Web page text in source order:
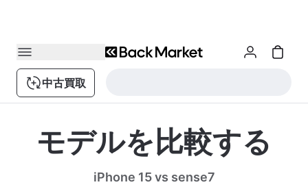
中古買取
モデルを比較する
iPhone 15 vs sense7